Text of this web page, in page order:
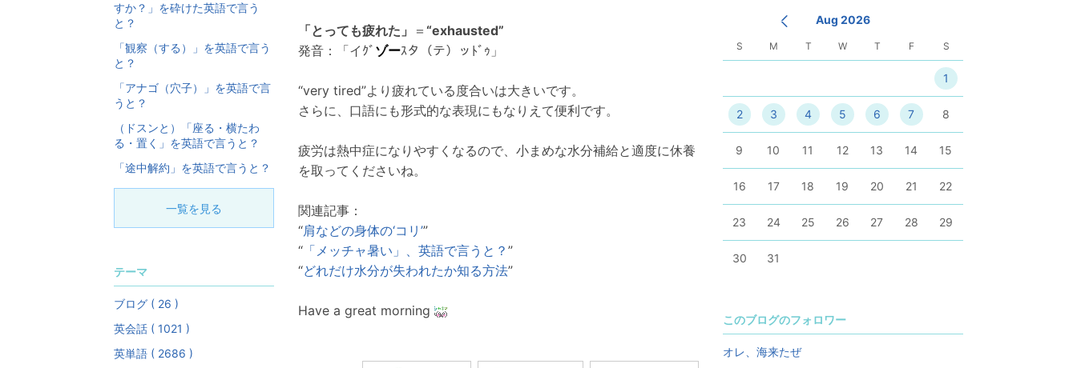
「とっても疲れた」 ＝ “exhausted”
発音：「イｸﾞ ゾーｽタ（テ）ッﾄﾞｩ」
“very tired”より疲れている度合いは大きいです。
さらに、口語にも形式的な表現にもなりえて便利です。
疲労は熱中症になりやすくなるので、小まめな水分補給と適度に休養
を取ってくださいね。
関連記事：
“肩などの身体の‘コリ’”
“ 「メッチャ暑い」、英語で言うと？ ”
“どれだけ水分が失われたか知る方法”
Have a great morning
Aug 2026
S M T W T F S
1
2 3 4 5 6 7 8
9 10 11 12 13 14 15
16 17 18 19 20 21 22
23 24 25 26 27 28 29
30 31
このブログのフォロワー
オレ、海来たぜ
すか？」を砕けた英語で言う
と？
「観察（する）」を英語で言う
と？
「アナゴ（穴子）」を英語で言
うと？
（ドスンと）「座る・横たわ
る・置く」を英語で言うと？
「途中解約」を英語で言うと？
一覧を見る
テーマ
ブログ ( 26 )
英会話 ( 1021 )
英単語 ( 2686 )